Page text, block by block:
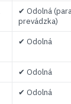
✔ Odolná
prevádzka)
✔ Odolná
✔ Odolná
✔ Odolná